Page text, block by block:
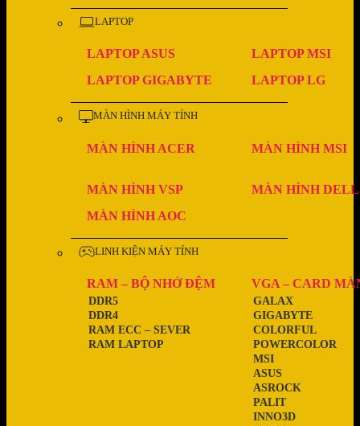
LAPTOP
LAPTOP ASUS
LAPTOP MSI
LAPTOP GIGABYTE
LAPTOP LG
MÀN HÌNH MÁY TÍNH
MÀN HÌNH ACER MÀN HÌNH MSI
MÀN HÌNH VSP
MÀN HÌNH DELL
MÀN HÌNH AOC
LINH KIỆN MÁY TÍNH
RAM – BỘ NHỚ ĐỆM
RAM LAPTOP
RAM ECC – SEVER
DDR4
DDR5
VGA – CARD
INNO3D
PALIT
ASROCK
ASUS
MSI
POWERCOLOR
COLORFUL
GIGABYTE
GALAX